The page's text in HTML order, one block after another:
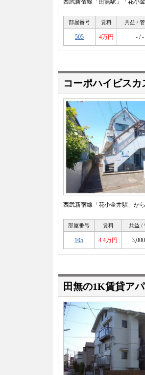
西武新宿線「田無駅」「花小
部屋番号 賃料 共益 /
505 4万円 - / -
コーポハイビスカ
西武新宿線「花小金井駅」か
部屋番号 賃料 共益 /
105 4.4万円
田無の1K賃貸ア